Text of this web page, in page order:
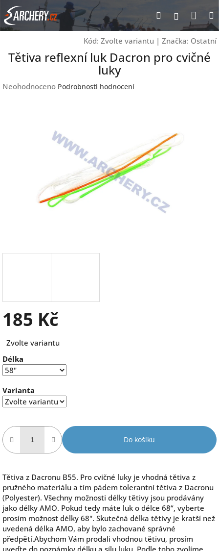
Přejít
na
obsah
Hledat
Kód: Zvolte variantu | Značka: Ostatní
Tětiva reflexní luk Dacron pro cvičné
luky
Průměrné
Neohodnoceno Podrobnosti hodnocení
185 Kč
cena:
Zvolte variantu
Délka
Varianta
Do košíku
Tětiva z Dacronu B55. Pro cvičné luky je vhodná tětiva z
pružného materiálu a tím pádem tolerantní tětiva z Dacronu
(Polyester). Všechny možnosti délky tětivy jsou prodávány
jako délky AMO. Pokud tedy máte luk o délce 68“, vyberte
prosím možnost délky 68". Skutečná délka tětivy je kratší než
uvedená délka AMO, aby bylo zachované správné
předpětí.Abychom Vám prodali vhodnou tětivu, prosím
uveďte do poznámky délku a sílu luku. Podle toho zvolíme